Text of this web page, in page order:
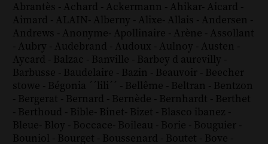
Abrantès - Achard - Ackermann - Ahikar- Aicard -
Aimard - ALAIN- Alberny - Alixe- Allais - Andersen -
Andrews - Anonyme- Apollinaire - Arène - Assollant
- Aubry - Audebrand - Audoux - Aulnoy - Austen -
Aycard - Balzac - Banville - Barbey d aurevilly -
Barbusse - Baudelaire - Bazin - Beauvoir - Beecher
stowe - Bégonia ´´lili´´ - Bellême - Beltran - Bentzon
- Bergerat - Bernard - Bernède - Bernhardt - Berthet
- Berthoud - Bible- Binet- Bizet - Blasco ibanez -
Bleue- Bloy - Boccace- Boileau - Borie - Bouguier -
Bouniol - Bourget - Boussenard - Boutet - Bove -